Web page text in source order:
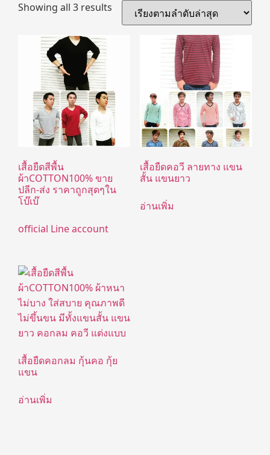
Showing all 3 results
เสื้อยืดสีพื้น
ผ้าCOTTON100% ขาย
ปลีก-ส่ง ราคาถูกสุดๆใน
โบ๊เบ๊
official Line account
เสื้อยืดคอวี ลายทาง แขน
สั้น แขนยาว
อ่านเพิ่ม
เสื้อยืดคอกลม กุ้นคอ กุ้ย
แขน
อ่านเพิ่ม